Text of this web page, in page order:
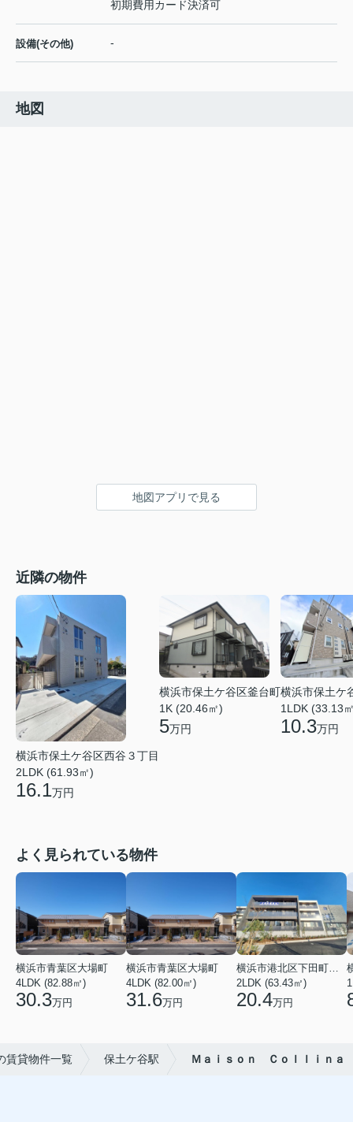
初期費用カード決済可
設備(その他) -
地図
地図アプリで見る
近隣の物件
横浜市保土ケ谷区西谷３丁目
2LDK (61.93㎡)
16.1万円
横浜市保土ケ谷区釜台町
1K (20.46㎡)
5万円
横浜市保土ケ
1LDK (33.13
10.3万円
よく見られている物件
横浜市青葉区大場町
4LDK (82.88㎡)
30.3万円
横浜市青葉区大場町
4LDK (82.00㎡)
31.6万円
横浜市港北区下田町２丁目
2LDK (63.43㎡)
20.4万円
賃貸物件一覧 保土ケ谷駅 Ｍａｉｓｏｎ Ｃｏｌｌｉｎａ